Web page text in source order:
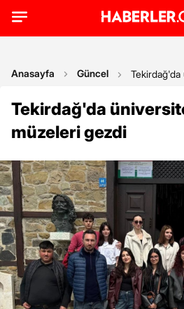
Anasayfa Güncel
Tekirdağ'da
müzeleri gezdi